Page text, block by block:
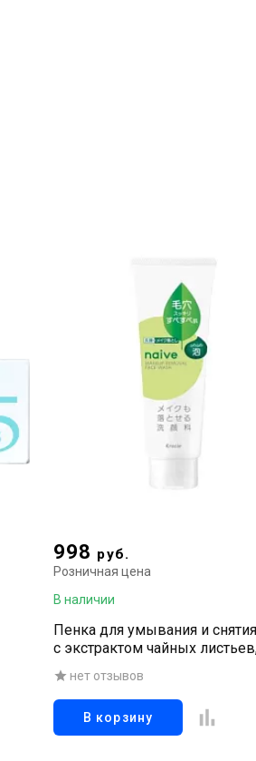
998 руб.
Розничная цена
В наличии
Пенка для умывания и
с экстрактом чайных
нет отзывов
В корзину